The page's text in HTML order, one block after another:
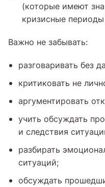
(которые имеют
кризисные
Важно не забывать:
разговаривать без
критиковать не
аргументировать
учить обсуждать
и следствия
разбирать
ситуаций;
обсуждать